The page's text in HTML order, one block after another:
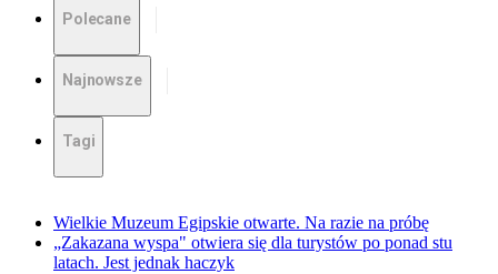
Polecane
Najnowsze
Tagi
Wielkie Muzeum Egipskie otwarte. Na razie na próbę
„Zakazana wyspa" otwiera się dla turystów po ponad stu
latach. Jest jednak haczyk